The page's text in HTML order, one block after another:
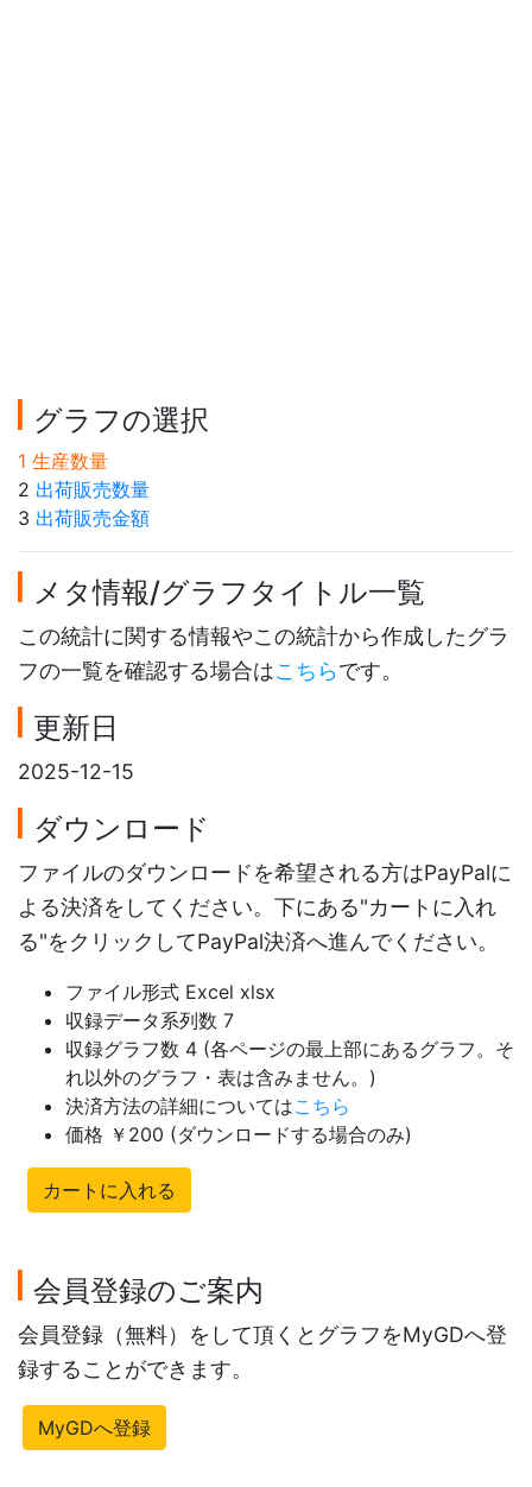
グラフの選択
1 生産数量
2 出荷販売数量
3 出荷販売金額
メタ情報/グラフタイトル一覧
この統計に関する情報やこの統計から作成したグラ
フの一覧を確認する場合はこちらです。
更新日
2025-12-15
ダウンロード
ファイルのダウンロードを希望される方はPayPalに
よる決済をしてください。下にある"カートに入れ
る"をクリックしてPayPal決済へ進んでください。
ファイル形式 Excel xlsx
収録データ系列数 7
収録グラフ数 4 (各ページの最上部にあるグラフ。そ
れ以外のグラフ・表は含みません。)
決済方法の詳細についてはこちら
価格 ￥200 (ダウンロードする場合のみ)
カートに入れる
会員登録のご案内
会員登録（無料）をして頂くとグラフをMyGDへ登
録することができます。
MyGDへ登録